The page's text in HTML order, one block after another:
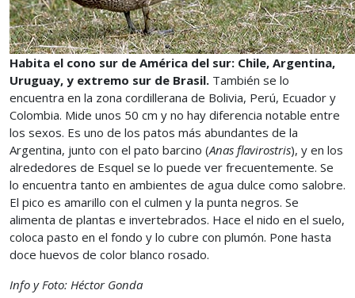
Habita el cono sur de América del sur: Chile, Argentina,
Uruguay, y extremo sur de Brasil. También se lo
encuentra en la zona cordillerana de Bolivia, Perú, Ecuador y
Colombia. Mide unos 50 cm y no hay diferencia notable entre
los sexos. Es uno de los patos más abundantes de la
Argentina, junto con el pato barcino (Anas flavirostris), y en los
alrededores de Esquel se lo puede ver frecuentemente. Se
lo encuentra tanto en ambientes de agua dulce como salobre.
El pico es amarillo con el culmen y la punta negros. Se
alimenta de plantas e invertebrados. Hace el nido en el suelo,
coloca pasto en el fondo y lo cubre con plumón. Pone hasta
doce huevos de color blanco rosado.
Info y Foto: Héctor Gonda